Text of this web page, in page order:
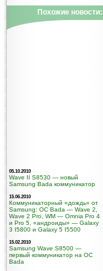
Похожие новости:
05.10.2010
Wave II S8530 — новый
Samsung Bada коммуникатор
15.06.2010
Коммуникаторный «дождь» от
Samsung: ОС Bada — Wave 2,
Wave 2 Pro, WM — Omnia Pro 4
и Pro 5, «андроиды» — Galaxy
3 I5800 и Galaxy 5 I5500
15.02.2010
Samsung Wave S8500 —
первый коммуникатор на ОС
Bada